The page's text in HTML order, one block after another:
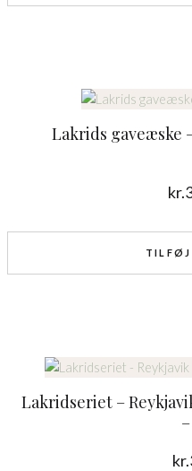
Lakrids gaveæske
kr.
TILFØJ
Lakridseriet –
kr.